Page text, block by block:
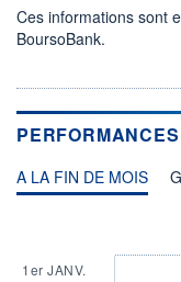
Ces informations sont
BoursoBank.
A LA FIN DE MOIS
1er JANV.